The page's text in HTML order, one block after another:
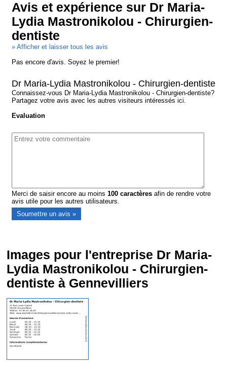
Avis et expérience sur Dr Maria-
Lydia Mastronikolou - Chirurgien-
dentiste
» Afficher et laisser tous les avis
Pas encore d'avis. Soyez le premier!
Dr Maria-Lydia Mastronikolou - Chirurgien-dentiste
Connaissez-vous Dr Maria-Lydia Mastronikolou - Chirurgien-dentiste?
Partagez votre avis avec les autres visiteurs intéressés ici.
Evaluation
Merci de saisir encore au moins100 caractères afin de rendre votre
avis utile pour les autres utilisateurs.
Images pour l'entreprise Dr Maria-
Lydia Mastronikolou - Chirurgien-
dentiste à Gennevilliers